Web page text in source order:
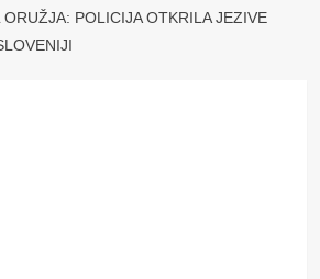
POLICIJA OTKRILA JEZIVE